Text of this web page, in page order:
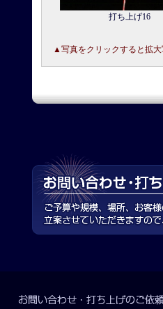
打ち上げ16
▲写真をクリックすると拡